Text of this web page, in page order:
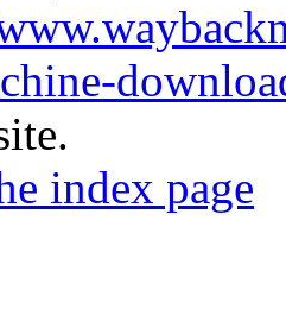
index page